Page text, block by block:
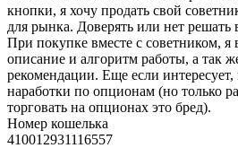
кнопки, я хочу продать свой
для рынка. Доверять или нет решать
При покупке вместе с советником,
описание и алгоритм работы, а так
рекомендации. Еще если
наработки по опционам (но только
торговать на опционах это бред).
Номер кошелька
410012931116557